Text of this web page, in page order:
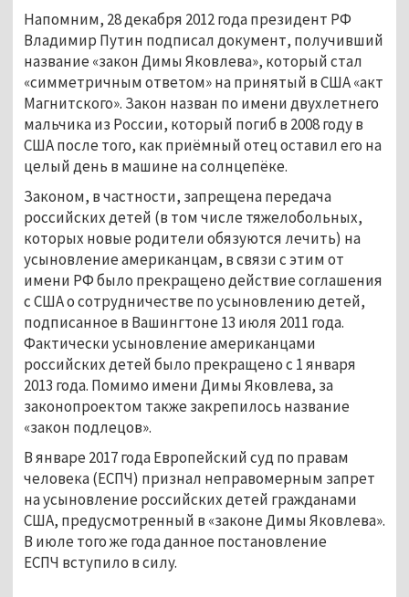
Напомним, 28 декабря 2012 года президент РФ
Владимир Путин подписал документ, получивший
название «закон Димы Яковлева», который стал
«симметричным ответом» на принятый в США «акт
Магнитского». Закон назван по имени двухлетнего
мальчика из России, который погиб в 2008 году в
США после того, как приёмный отец оставил его на
целый день в машине на солнцепёке.
Законом, в частности, запрещена передача
российских детей (в том числе тяжелобольных,
которых новые родители обязуются лечить) на
усыновление американцам, в связи с этим от
имени РФ было прекращено действие соглашения
с США о сотрудничестве по усыновлению детей,
подписанное в Вашингтоне 13 июля 2011 года.
Фактически усыновление американцами
российских детей было прекращено с 1 января
2013 года. Помимо имени Димы Яковлева, за
законопроектом также закрепилось название
«закон подлецов».
В январе 2017 года Европейский суд по правам
человека (ЕСПЧ) признал неправомерным запрет
на усыновление российских детей гражданами
США, предусмотренный в «законе Димы Яковлева».
В июле того же года данное постановление
ЕСПЧ вступило в силу.